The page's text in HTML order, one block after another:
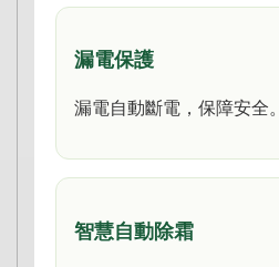
漏電保護
漏電自動斷電，保障安全。
智慧自動除霜